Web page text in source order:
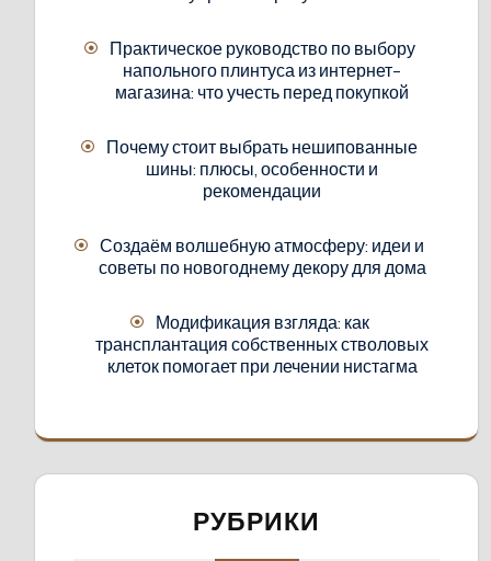
Практическое руководство по выбору
напольного плинтуса из интернет-
магазина: что учесть перед покупкой
Почему стоит выбрать нешипованные
шины: плюсы, особенности и
рекомендации
Создаём волшебную атмосферу: идеи и
советы по новогоднему декору для дома
Модификация взгляда: как
трансплантация собственных стволовых
клеток помогает при лечении нистагма
РУБРИКИ